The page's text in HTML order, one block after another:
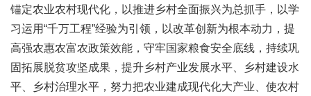
锚定农业农村现代化，以推进乡村全面振兴为总抓手，以学
习运用“千万工程”经验为引领，以改革创新为根本动力，提
高强农惠农富农政策效能，守牢国家粮食安全底线，持续巩
固拓展脱贫攻坚成果，提升乡村产业发展水平、乡村建设水
平、乡村治理水平，努力把农业建成现代化大产业、使农村